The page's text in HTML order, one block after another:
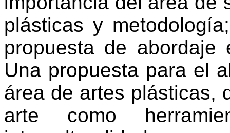
plásticas y
propuesta de
Una propuesta para el
área de artes plásticas,
arte como